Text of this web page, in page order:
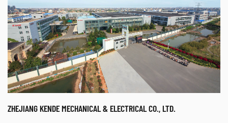
ZHEJIANG KENDE MECHANICAL & ELECTRICAL CO., LTD.